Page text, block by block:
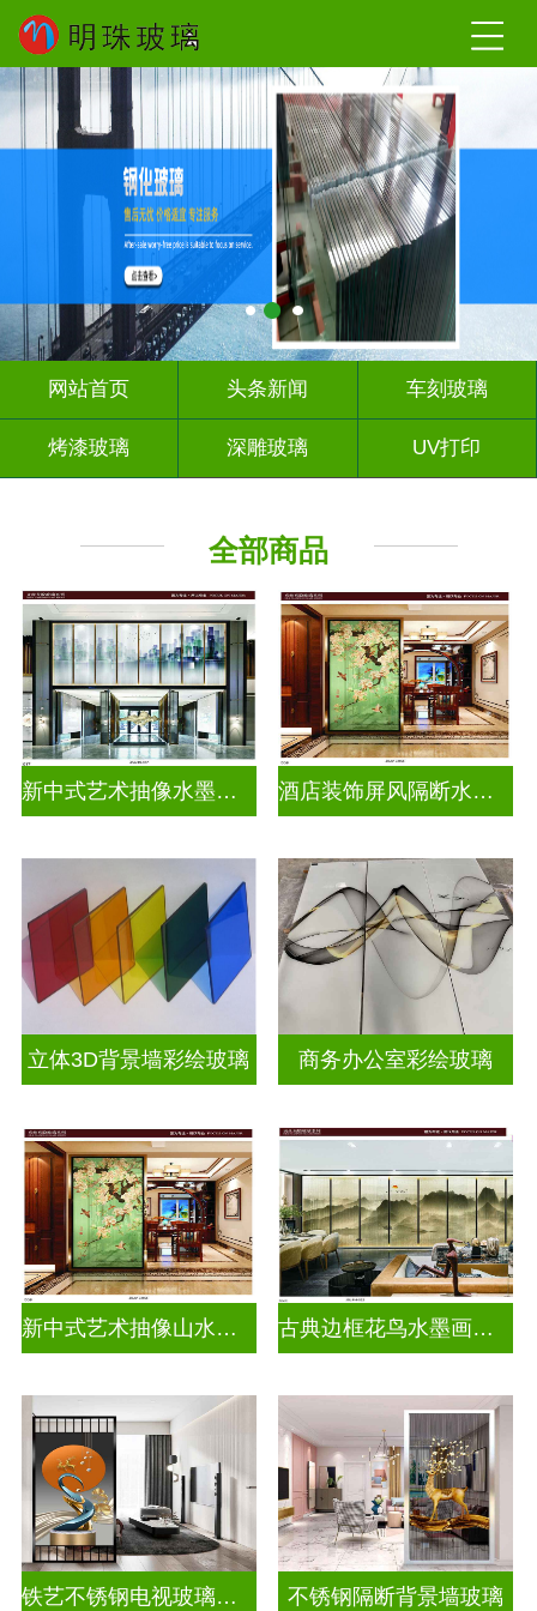
网站首页 头条新闻 车刻玻璃
烤漆玻璃 深雕玻璃 UV打印
全部商品
新中式艺术抽像水墨画玻璃 酒店装饰屏风隔断水墨山水画玻璃
立体3D背景墙彩绘玻璃 商务办公室彩绘玻璃
新中式艺术抽像山水画玻璃 古典边框花鸟水墨画玻璃
铁艺不锈钢电视玻璃背景墙 不锈钢隔断背景墙玻璃